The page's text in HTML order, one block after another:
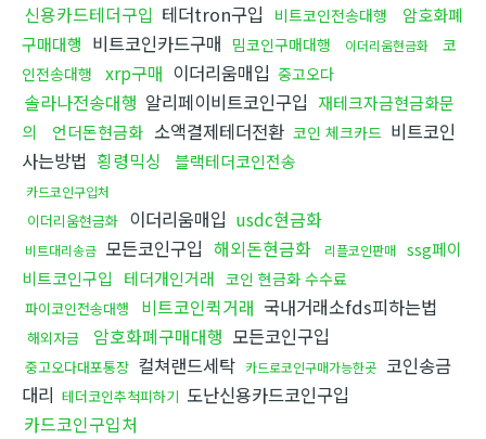
신용카드테더구입 테더tron구입 비트코인전송대행
암호화폐
구매대행 비트코인카드구매 밈코인구매대행 이더리움현금화
코
인전송대행
xrp구매 이더리움매입 중고오다
솔라나전송대행 알리페이비트코인구입 재테크자금현금화문
의
언더돈현금화 소액결제테더전환 코인 체크카드 비트코인
사는방법 횡령믹싱 블랙테더코인전송
카드코인구입처
이더리움현금화 이더리움매입 usdc현금화
비트대리송금 모든코인구입 해외돈현금화 리플코인판매 ssg페이
비트코인구입
테더개인거래 코인 현금화 수수료
파이코인전송대행 비트코인퀵거래 국내거래소fds피하는법
해외자금 암호화폐구매대행 모든코인구입
중고오다대포통장 컬쳐랜드세탁 카드로코인구매가능한곳 코인송금
대리 테더코인추척피하기 도난신용카드코인구입
카드코인구입처